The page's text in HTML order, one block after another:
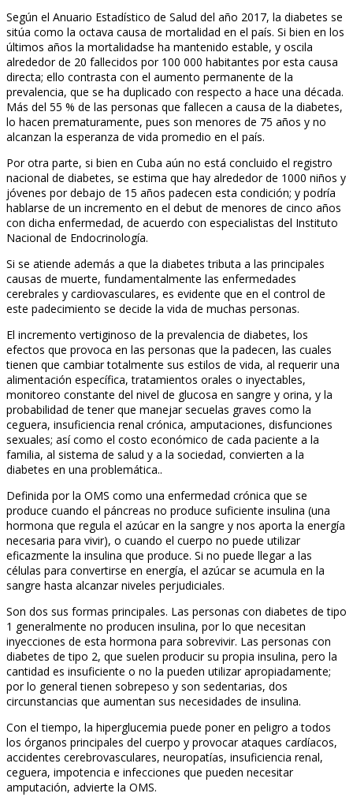
Según el Anuario Estadístico de Salud del año 2017, la diabetes se
sitúa como la octava causa de mortalidad en el país. Si bien en los
últimos años la mortalidadse ha mantenido estable, y oscila
alrededor de 20 fallecidos por 100 000 habitantes por esta causa
directa; ello contrasta con el aumento permanente de la
prevalencia, que se ha duplicado con respecto a hace una década.
Más del 55 % de las personas que fallecen a causa de la diabetes,
lo hacen prematuramente, pues son menores de 75 años y no
alcanzan la esperanza de vida promedio en el país.
Por otra parte, si bien en Cuba aún no está concluido el registro
nacional de diabetes, se estima que hay alrededor de 1000 niños y
jóvenes por debajo de 15 años padecen esta condición; y podría
hablarse de un incremento en el debut de menores de cinco años
con dicha enfermedad, de acuerdo con especialistas del Instituto
Nacional de Endocrinología.
Si se atiende además a que la diabetes tributa a las principales
causas de muerte, fundamentalmente las enfermedades
cerebrales y cardiovasculares, es evidente que en el control de
este padecimiento se decide la vida de muchas personas.
El incremento vertiginoso de la prevalencia de diabetes, los
efectos que provoca en las personas que la padecen, las cuales
tienen que cambiar totalmente sus estilos de vida, al requerir una
alimentación específica, tratamientos orales o inyectables,
monitoreo constante del nivel de glucosa en sangre y orina, y la
probabilidad de tener que manejar secuelas graves como la
ceguera, insuficiencia renal crónica, amputaciones, disfunciones
sexuales; así como el costo económico de cada paciente a la
familia, al sistema de salud y a la sociedad, convierten a la
diabetes en una problemática..
Definida por la OMS como una enfermedad crónica que se
produce cuando el páncreas no produce suficiente insulina (una
hormona que regula el azúcar en la sangre y nos aporta la energía
necesaria para vivir), o cuando el cuerpo no puede utilizar
eficazmente la insulina que produce. Si no puede llegar a las
células para convertirse en energía, el azúcar se acumula en la
sangre hasta alcanzar niveles perjudiciales.
Son dos sus formas principales. Las personas con diabetes de tipo
1 generalmente no producen insulina, por lo que necesitan
inyecciones de esta hormona para sobrevivir. Las personas con
diabetes de tipo 2, que suelen producir su propia insulina, pero la
cantidad es insuficiente o no la pueden utilizar apropiadamente;
por lo general tienen sobrepeso y son sedentarias, dos
circunstancias que aumentan sus necesidades de insulina.
Con el tiempo, la hiperglucemia puede poner en peligro a todos
los órganos principales del cuerpo y provocar ataques cardíacos,
accidentes cerebrovasculares, neuropatías, insuficiencia renal,
ceguera, impotencia e infecciones que pueden necesitar
amputación, advierte la OMS.